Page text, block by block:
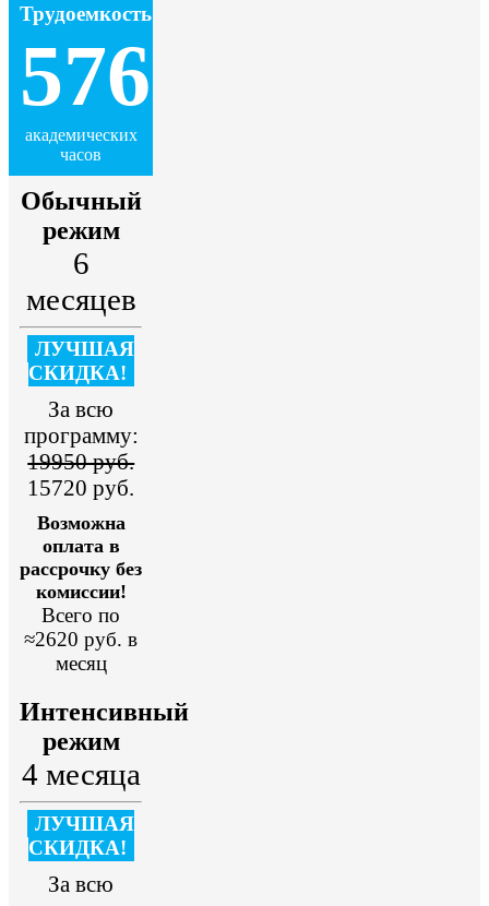
Трудоемкость
576
академических
часов
Обычный
режим
6
месяцев
ЛУЧШАЯ
СКИДКА!
За всю
программу:
19950 руб.
15720 руб.
Возможна
оплата в
рассрочку без
комиссии!
Всего по
≈2620 руб. в
месяц
Интенсивный
режим
4 месяца
ЛУЧШАЯ
СКИДКА!
За всю